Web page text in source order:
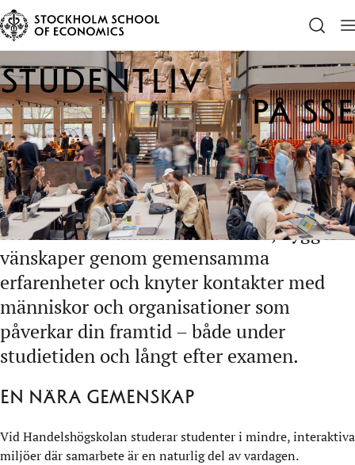
Studentliv
Studentliv
på SSE
Studentlivet vid Handelshögskolan i
Stockholm samlar ambitiösa studenter i
en nära och samarbetsinriktad miljö. Du
studerar tillsammans med andra, bygger
vänskaper genom gemensamma
erfarenheter och knyter kontakter med
människor och organisationer som
påverkar din framtid – både under
studietiden och långt efter examen.
En nära gemenskap
Vid Handelshögskolan studerar studenter i mindre, interaktiva
miljöer där samarbete är en naturlig del av vardagen.